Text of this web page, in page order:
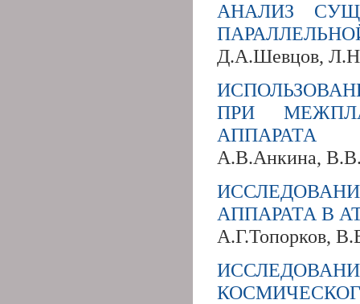
АНАЛИЗ
Д.А.Шевцов,
ПРИ
АППАРАТА
А.В.Анкина,
АППАРАТА В
А.Г.Топорков,